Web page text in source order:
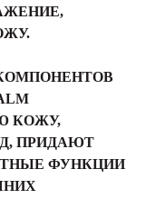
КОЖУ,
ПРИДАЮТ
ФУНКЦИИ